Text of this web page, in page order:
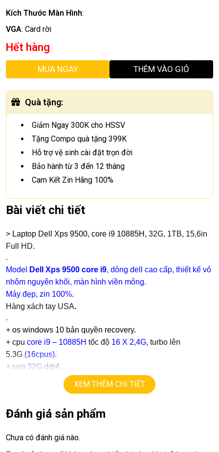
Kích Thước Màn Hình:
VGA: Card rời
Hết hàng
MUA NGAY THÊM VÀO GIỎ
Quà tặng:
Giảm Ngay 300K cho HSSV
Tặng Compo quà tặng 399K
Hỗ trợ vệ sinh cài đặt trọn đời
Bảo hành từ 3 đến 12 tháng
Cam Kết Zin Hãng 100%
Bài viết chi tiết
> Laptop Dell Xps 9500, core i9 10885H, 32G, 1TB, 15,6in
Full HD.
.
Model Dell Xps 9500 core i9, dòng dell cao cấp, thiết kế vỏ
nhôm nguyên khối, màn hình viền mỏng.
Máy đẹp, zin 100%.
Hàng xách tay USA.
.
+ os windows 10 bản quyền recovery.
+ cpu core i9 – 10885H tốc độ 16 X 2,4G, turbo lên
5.3G (16cpus).
+ ram 32G ddr4.
Full HD 1080.
==> vga intel UHD
+usb type C, Finger ID, Face ID…
XEM THÊM CHI TIẾT
Đánh giá sản phẩm
Chưa có đánh giá nào.